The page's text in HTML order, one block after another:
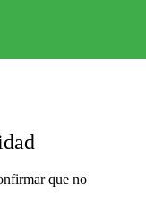
que no